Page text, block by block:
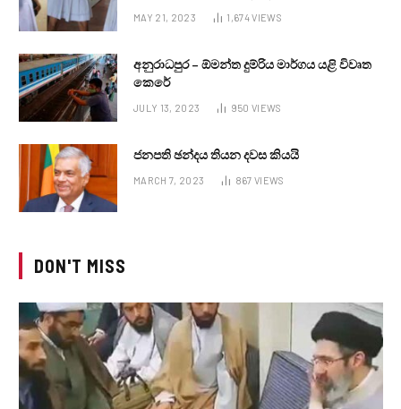
MAY 21, 2023 1,674VIEWS
අනුරාධපුර – ඕමන්ත දුම්රිය මාර්ගය යළි විවෘත
කෙරේ
JULY 13, 2023 950 VIEWS
ජනපති ඡන්දය තියන දවස කියයි
MARCH 7, 2023 867 VIEWS
DON'T MISS